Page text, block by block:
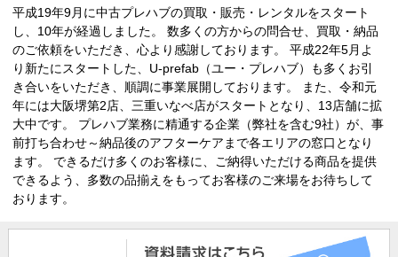
平成19年9月に中古プレハブの買取・販売・レンタルをスタート
し、10年が経過しました。 数多くの方からの問合せ、買取・納品
のご依頼をいただき、心より感謝しております。 平成22年5月よ
り新たにスタートした、U-prefab（ユー・プレハブ）も多くお引
き合いをいただき、順調に事業展開しております。 また、令和元
年には大阪堺第2店、三重いなべ店がスタートとなり、13店舗に拡
大中です。 プレハブ業務に精通する企業（弊社を含む9社）が、事
前打ち合わせ～納品後のアフターケアまで各エリアの窓口となり
ます。 できるだけ多くのお客様に、ご納得いただける商品を提供
できるよう、多数の品揃えをもってお客様のご来場をお待ちして
おります。